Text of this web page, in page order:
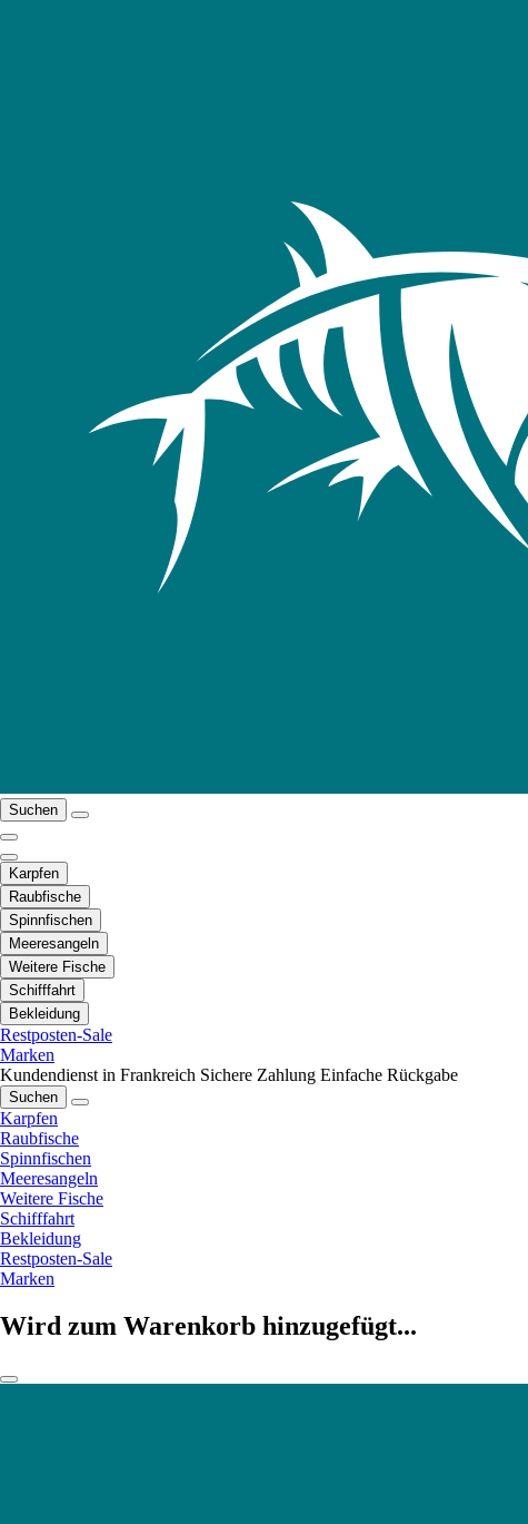
Suchen
Karpfen
Raubfische
Spinnfischen
Meeresangeln
Weitere Fische
Schifffahrt
Bekleidung
Restposten-Sale
Marken
Kundendienst in Frankreich Sichere Zahlung Einfache Rückgabe
Suchen
Karpfen
Raubfische
Spinnfischen
Meeresangeln
Weitere Fische
Schifffahrt
Bekleidung
Restposten-Sale
Marken
Wird zum Warenkorb hinzugefügt...